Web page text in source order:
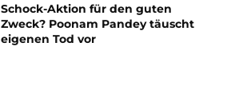
Schock-Aktion für den guten
Zweck? Poonam Pandey täuscht
eigenen Tod vor